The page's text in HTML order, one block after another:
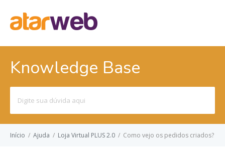
Knowledge Base
por:
Início / Ajuda / Loja Virtual PLUS 2.0 / Como vejo os pedidos criados?